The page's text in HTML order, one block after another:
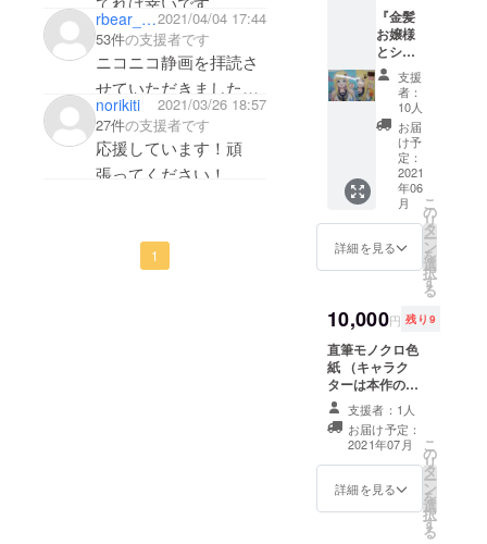
rbear_campfire2021/04/04 17:44
53件の支援者です
ニコニコ静画を拝読さ
せていただきました。
面白いコンテンツを作
成する方に対して買い
支えることが一成人オ
僅かな金額ですが応援
させてください。
norikiti
2021/03/26 18:57
27件の支援者です
応援しています！頑
張ってください！
1
『金髪
お嬢様
とシモ
ネタ男
子』同
人誌
①・②
巻セッ
ト。 ・
表紙裏
にサイ
ンをさ
せてい
ただき
ます。
・備考
名を記
載くだ
さい。
支援
者：
10人
お届
け予
定：
2021
年06
月
詳細を見る
こ
の
リ
タ
ー
ン
を
選
択
す
る
10,000円 残り9
直筆モノクロ色
紙 （キャラク
ターは本作のヒ
ロイン”ベス”と
なります。）
支援者：1人
お届け予定：
2021年07月
詳細を見る
こ
の
リ
タ
ー
ン
を
選
択
す
る